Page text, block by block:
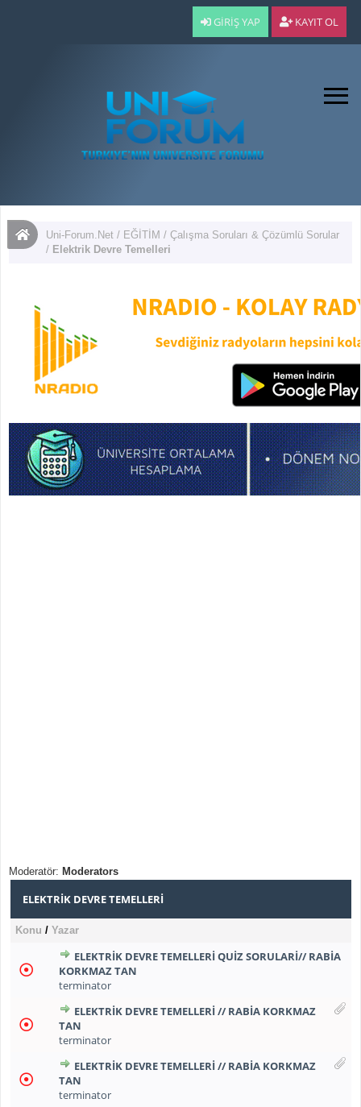
GIRIŞ YAP KAYIT OL
Uni-Forum.Net / EĞİTİM /Çalışma Soruları & Çözümlü Sorular
/ Elektrik Devre Temelleri
Moderatör: Moderators
ELEKTRIK DEVRE TEMELLERI
Konu / Yazar
ELEKTRIK DEVRE TEMELLERI QUIZ SORULARI// RABIA
KORKMAZ TAN
terminator
ELEKTRIK DEVRE TEMELLERI // RABIA KORKMAZ
TAN
terminator
ELEKTRIK DEVRE TEMELLERI // RABIA KORKMAZ
TAN
terminator